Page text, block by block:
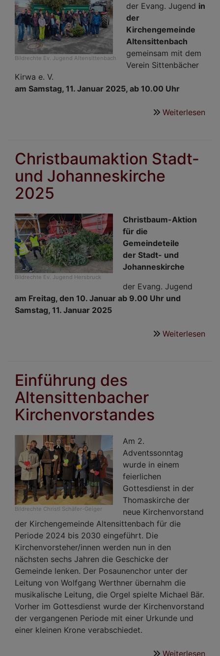
Bildrechte Ev. Jugend Altensittenbach
der Evang. Jugend in
der
Kirchengemeinde
Altensittenbach
gemeinsam mit dem
Verein Sittenbächer
Kirwa e. V.
am Samstag, 11. Januar 2025, ab 10.00 Uhr
Weiterlesen
Christbaumaktion Stadt-
und Johanneskirche
2025
Bildrechte Ev. Jugend Hersbruck
Christbaum-Aktion
für die
Gemeindeteile
der Stadt- und
Johanneskirche
der Evang. Jugend
am Freitag, den 10. Januar ab 9.00 Uhr und
Samstag, 11. Januar 2025
Weiterlesen
Einführung des
Altensittenbacher
Kirchenvorstandes
Bildrechte Christl Schäfer-Geiger
Am 2.
Adventssonntag
wurde in einem
feierlichen
Gottesdienst in der
Thomaskirche der
neue Kirchenvorstand
der Kirchengemeinde Altensittenbach für die
Periode 2024 bis 2030 eingeführt. Die
Kirchenvorsteher/innen werden nun in den
nächsten sechs Jahren die Geschicke der
Gemeinde lenken. Der Posaunenchor unter der
Leitung von Wolfgang Werthner übernahm die
musikalische Leitung, die Orgel spielte Michael Bär.
Vorher im Gottesdienst wurde der Kirchenvorstand
der vergangenen Periode mit einer Urkunde und
einer kleinen Krone verabschiedet.
Weiterlesen